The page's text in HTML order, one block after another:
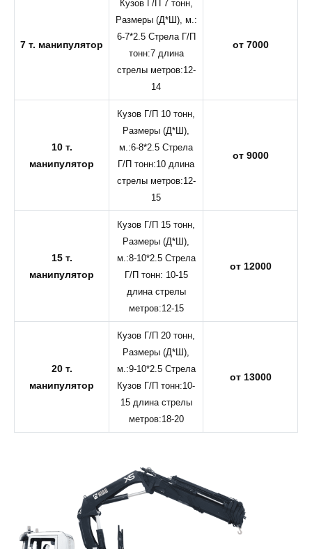
7 т. манипулятор
Кузов Г/П 7 тонн,
Размеры (Д*Ш), м.:
6-7*2.5 Стрела Г/П
тонн:7 длина
стрелы метров:12-
14
от 7000
10 т.
манипулятор
Кузов Г/П 10 тонн,
Размеры (Д*Ш),
м.:6-8*2.5 Стрела
Г/П тонн:10 длина
стрелы метров:12-
15
от 9000
15 т.
манипулятор
Кузов Г/П 15 тонн,
Размеры (Д*Ш),
м.:8-10*2.5 Стрела
Г/П тонн: 10-15
длина стрелы
метров:12-15
от 12000
20 т.
манипулятор
Кузов Г/П 20 тонн,
Размеры (Д*Ш),
м.:9-10*2.5 Стрела
Кузов Г/П тонн:10-
15 длина стрелы
метров:18-20
от 13000